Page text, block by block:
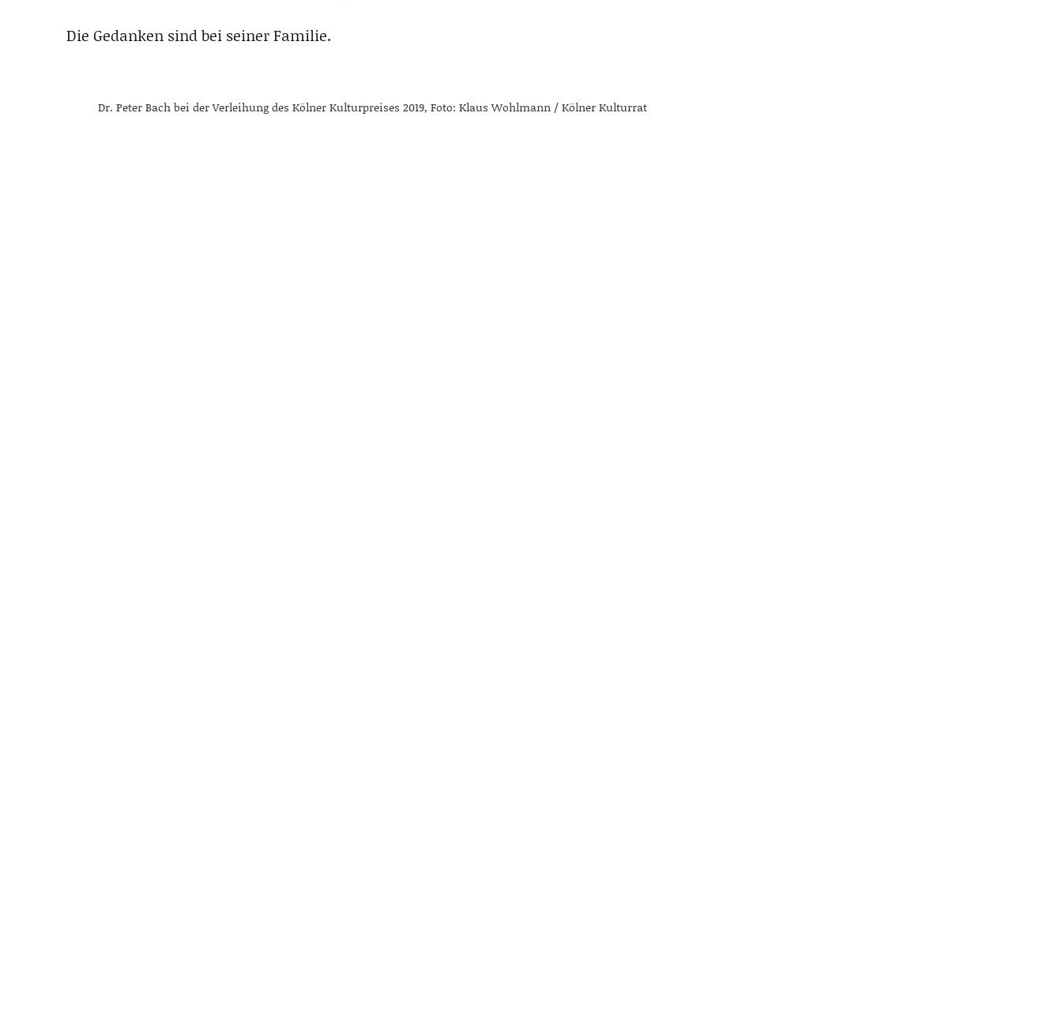
Die Gedanken sind bei seiner Familie.
Dr. Peter Bach bei der Verleihung des Kölner Kulturpreises 2019, Foto: Klaus Wohlmann / Kölner Kulturrat